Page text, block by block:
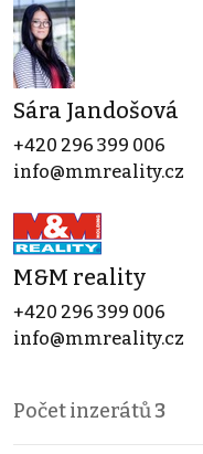
Sára Jandošová
+420 296 399 006
info@mmreality.cz
M&M reality
+420 296 399 006
info@mmreality.cz
Počet inzerátů3